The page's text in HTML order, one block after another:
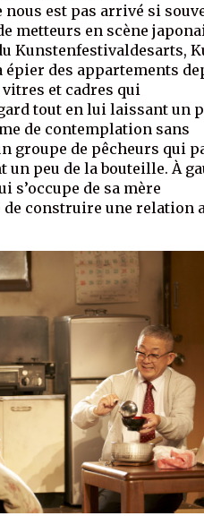
est pas arrivé si
metteurs en scène
Kunstenfestivaldesarts,
des appartements
et cadres qui
tout en lui laissant un
de contemplation sans
groupe de pêcheurs qui
un peu de la bouteille. À
s’occupe de sa mère
construire une relation